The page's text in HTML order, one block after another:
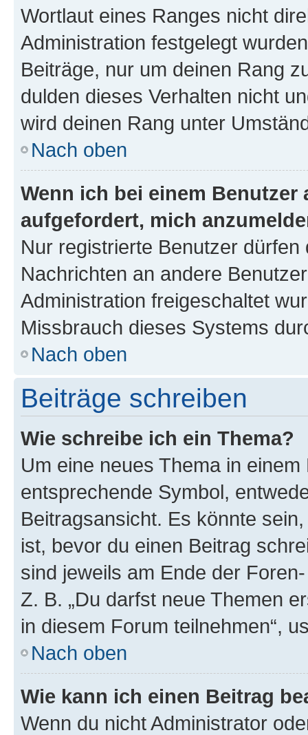
Wortlaut eines Ranges nicht
Administration festgelegt
Beiträge, nur um deinen Rang
dulden dieses Verhalten nicht
wird deinen Rang unter
Nach oben
Wenn ich bei einem
aufgefordert, mich
Nur registrierte Benutzer
Nachrichten an andere
Administration freigeschaltet
Missbrauch dieses Systems
Nach oben
Beiträge schreiben
Wie schreibe ich ein Thema?
Um eine neues Thema in
entsprechende Symbol,
Beitragsansicht. Es könnte
ist, bevor du einen Beitrag
sind jeweils am Ende der
Z. B. „Du darfst neue Themen
in diesem Forum teilnehmen“,
Nach oben
Wie kann ich einen Beitrag
Wenn du nicht Administrator